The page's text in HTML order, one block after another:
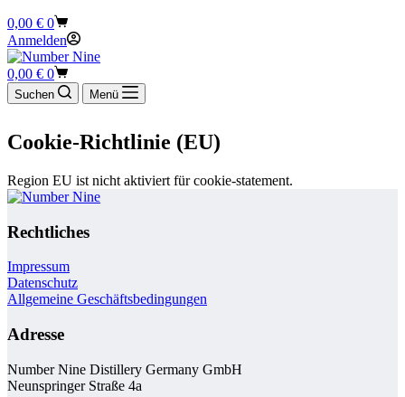
Warenkorb
0,00 € 0
Anmelden
Warenkorb
0,00 € 0
Suchen Menü
Cookie-Richtlinie (EU)
Region EU ist nicht aktiviert für cookie-statement.
Rechtliches
Impressum
Datenschutz
Allgemeine Geschäftsbedingungen
Adresse
Number Nine Distillery Germany GmbH
Neunspringer Straße 4a